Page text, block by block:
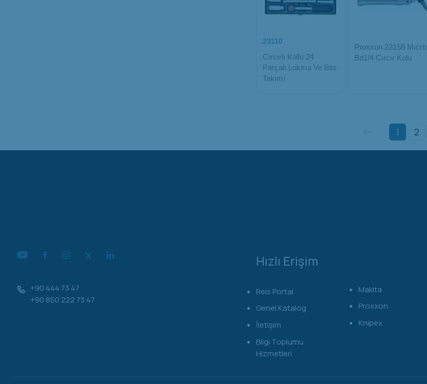
23110
Cırcırlı Kollu 24
Parçalı Lokma Ve Bits
Takımı
Proxxon 23158 Mıcro
Bıt1/4 Cırcır Kolu
1 2
+90 444 73 47
+90 850 222 73 47
Hızlı Erişim
Reis Portal
Genel Katalog
İletişim
Bilgi Toplumu
Hizmetleri
Makita
Proxxon
Knipex